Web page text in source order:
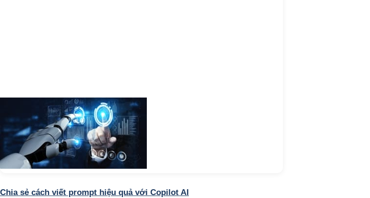
Chia sẻ cách viết prompt hiệu quả với Copilot AI